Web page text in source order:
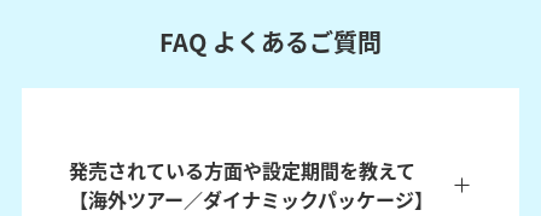
FAQ よくあるご質問
発売されている方面や設定期間を教えて
【海外ツアー／ダイナミックパッケージ】